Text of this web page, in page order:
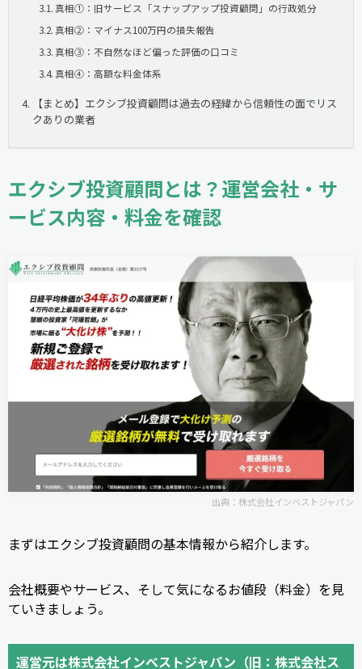
真相①：旧サービス「スナップアップ投資顧問」の行政処分
真相②：マイナス100万円の損失報告
真相③：不自然なほど偏った評価の口コミ
真相④：高額な料金体系
【まとめ】エクシブ投資顧問は過去の経緯から信頼性の面でリス
クありの業者
エクシブ投資顧問とは？運営会社・サ
ービス内容・料金を確認
出典： 株式会社インベストジャパン
まずはエクシブ投資顧問の基本情報から紹介します。
会社概要やサービス、そして気になるお値段（料金）を見
ていきましょう。
運営元は株式会社インベストジャパン（旧：株式会社ス